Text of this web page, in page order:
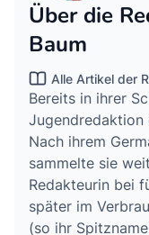
Über die
Baum
Alle Artikel der
Bereits in ihrer
Jugendredaktion
Nach ihrem
sammelte sie
Redakteurin bei
später im
(so ihr